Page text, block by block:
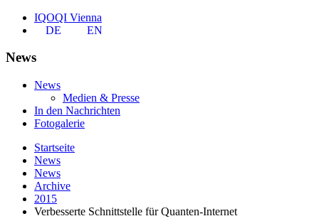
IQOQI Vienna
DE
EN
News
News
Medien & Presse
In den Nachrichten
Fotogalerie
Startseite
News
News
Archive
2015
Verbesserte Schnittstelle für Quanten-Internet